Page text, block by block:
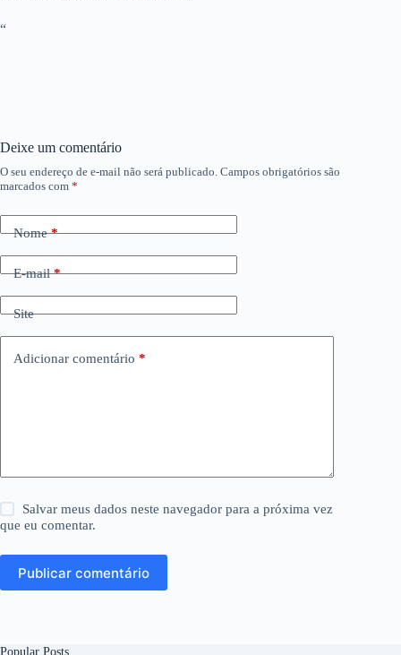
“
Deixe um comentário
O seu endereço de e-mail não será publicado. Campos obrigatórios são
marcados com *
Nome*
E-mail*
Site
Adicionar comentário *
Salvar meus dados neste navegador para a próxima vez
que eu comentar.
Publicar comentário
Popular Posts